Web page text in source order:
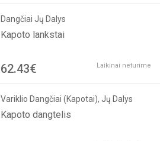
Dangčiai Jų Dalys
Kapoto lankstai
62.43€ Laikinai neturime
Variklio Dangčiai (Kapotai), Jų Dalys
Kapoto dangtelis